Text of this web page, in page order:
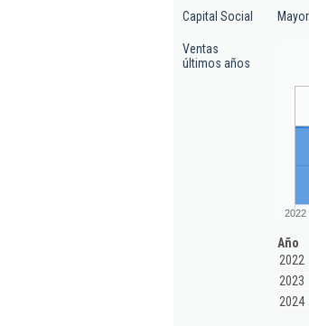
Capital Social
Ventas
últimos años
2022
Año
2022
2023
2024